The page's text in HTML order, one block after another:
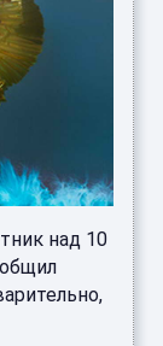
над 10